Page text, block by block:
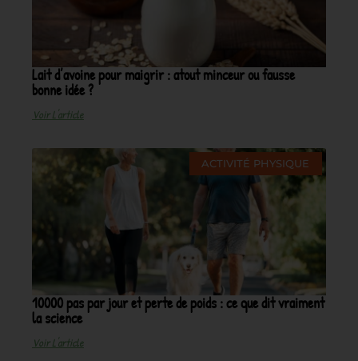
Lait d’avoine pour maigrir : atout minceur ou fausse
bonne idée ?
Voir L'article
ACTIVITÉ PHYSIQUE
10000 pas par jour et perte de poids : ce que dit vraiment
la science
Voir L'article